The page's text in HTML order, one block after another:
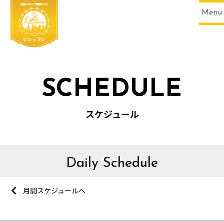
Menu
SCHEDULE
スケジュール
Daily Schedule
月間スケジュールへ